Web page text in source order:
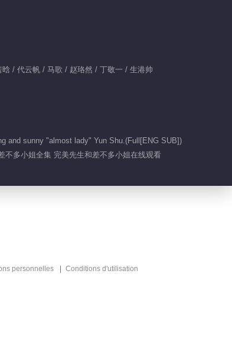
00:55
01:24
彩蛋：念书夫妇橱柜吻
/ 代云帆 / 马歌 / 赵珞然 / 丁敬一 / 生港帅
and sunny "almost lady" Yun Shu.(Full[ENG SUB])
多小姐全集 完美先生和差不多小姐在线观看
personnelles Conditions d'utilisation